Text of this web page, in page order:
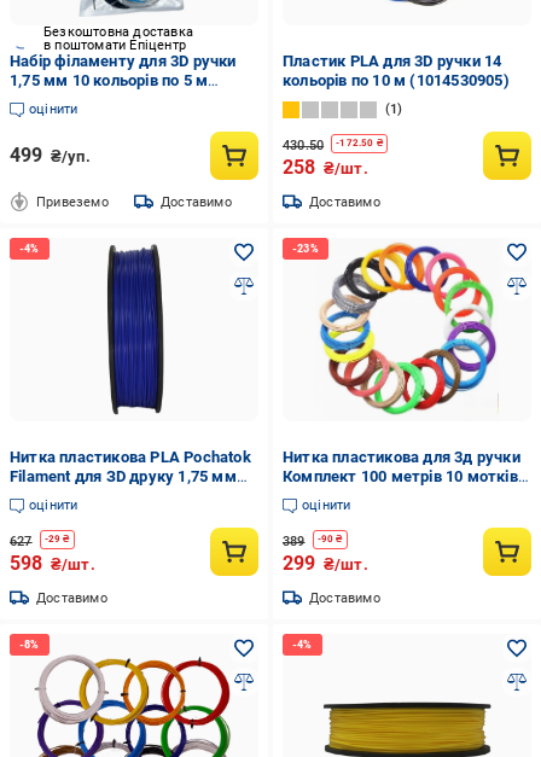
Безкоштовна доставка
в поштомати Епіцентр
Набір філаменту для 3D ручки
1,75 мм 10 кольорів по 5 м
(29664)
оцінити
499 ₴/уп.
Привеземо Доставимо
Пластик PLA для 3D ручки 14
кольорів по 10 м (1014530905)
1
430.50 -172.50 ₴
258 ₴/шт.
Доставимо
Нитка пластикова PLA Pochatok
Filament для ЗD друку 1,75 мм
0,75 кг Темно-синій (13019)
оцінити
627 -29 ₴
598 ₴/шт.
Доставимо
Нитка пластикова для 3д ручки
Комплект 100 метрів 10 мотків
по 10 м різні кольори
оцінити
389 -90 ₴
299 ₴/шт.
Доставимо